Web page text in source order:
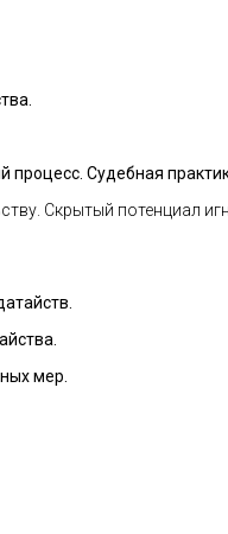
Судебная
Скрытый потенциал
мер.